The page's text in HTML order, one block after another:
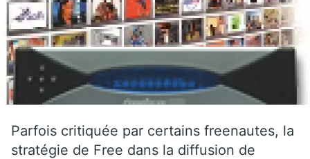
Parfois critiquée par certains freenautes, la
stratégie de Free dans la diffusion de